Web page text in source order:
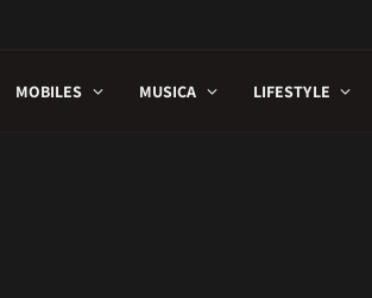
MOBILES MUSICA LIFESTYLE